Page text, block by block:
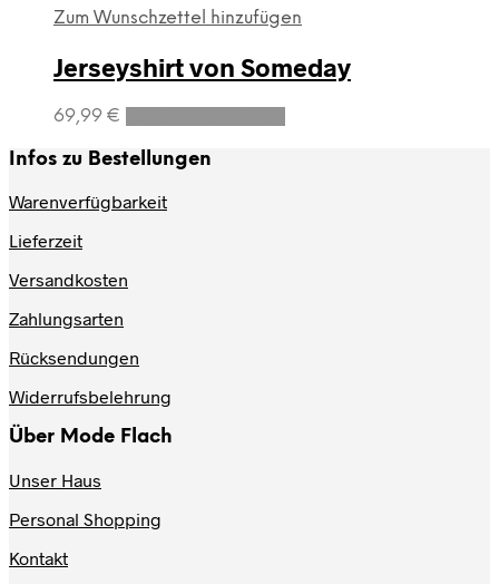
Zum Wunschzettel hinzufügen
Jerseyshirt von Someday
69,99 €
Dieses
Infos zu Bestellungen
Warenverfügbarkeit
Lieferzeit
Versandkosten
Zahlungsarten
Rücksendungen
Widerrufsbelehrung
Über Mode Flach
Unser Haus
Personal Shopping
Kontakt